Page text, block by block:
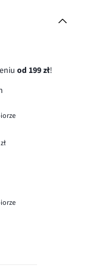
od 199 zł!